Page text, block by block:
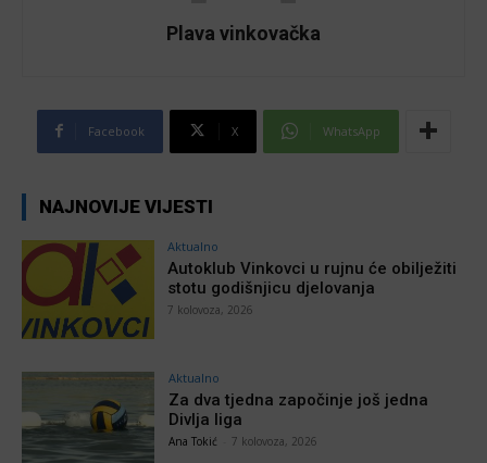
Plava vinkovačka
Facebook X WhatsApp
NAJNOVIJE VIJESTI
Aktualno
Autoklub Vinkovci u rujnu će obilježiti
stotu godišnjicu djelovanja
7 kolovoza, 2026
Aktualno
Za dva tjedna započinje još jedna
Divlja liga
Ana Tokić 7 kolovoza, 2026